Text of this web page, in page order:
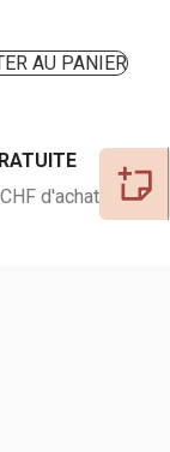
AU PANIER
d'achat